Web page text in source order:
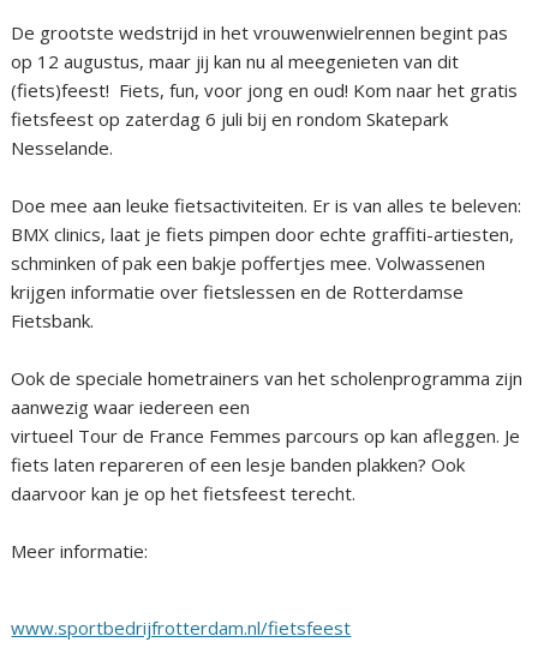
De grootste wedstrijd in het vrouwenwielrennen begint pas
op 12 augustus, maar jij kan nu al meegenieten van dit
(fiets)feest! Fiets, fun, voor jong en oud! Kom naar het gratis
fietsfeest op zaterdag 6 juli bij en rondom Skatepark
Nesselande.
Doe mee aan leuke fietsactiviteiten. Er is van alles te beleven:
BMX clinics, laat je fiets pimpen door echte graffiti-artiesten,
schminken of pak een bakje poffertjes mee. Volwassenen
krijgen informatie over fietslessen en de Rotterdamse
Fietsbank.
Ook de speciale hometrainers van het scholenprogramma zijn
aanwezig waar iedereen een
virtueel Tour de France Femmes parcours op kan afleggen. Je
fiets laten repareren of een lesje banden plakken? Ook
daarvoor kan je op het fietsfeest terecht.
Meer informatie:
www.sportbedrijfrotterdam.nl/fietsfeest